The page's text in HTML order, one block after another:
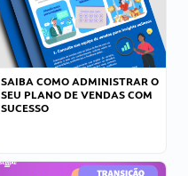
SAIBA COMO ADMINISTRAR O
SEU PLANO DE VENDAS COM
SUCESSO